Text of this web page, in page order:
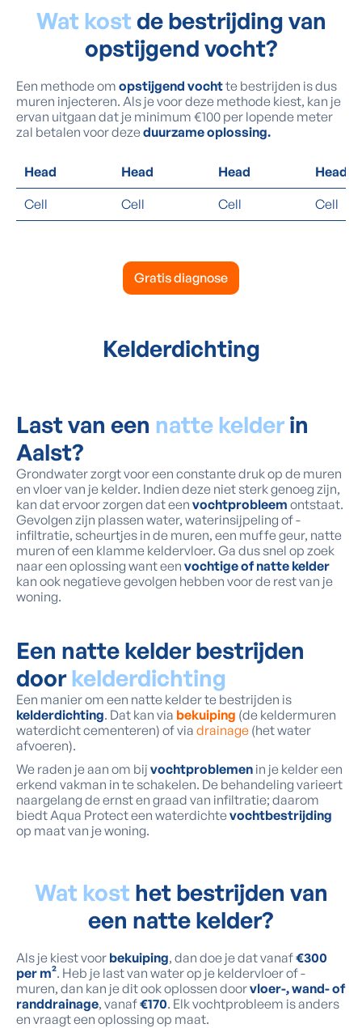
Wat kost de bestrijding van
opstijgend vocht?
Een methode om opstijgend vochtte bestrijden is dus
muren injecteren. Als je voor deze methode kiest, kan je
ervan uitgaan dat je minimum €100 per lopende meter
zal betalen voor dezeduurzame oplossing.
Head Head Head
Head
Cell
Cell Cell Cell
Gratis diagnose
Kelderdichting
Last van een natte kelder in
Aalst?
Grondwater zorgt voor een constante druk op de muren
en vloer van je kelder. Indien deze niet sterk genoeg zijn,
kan dat ervoor zorgen dat een vochtprobleem ontstaat.
Gevolgen zijn plassen water, waterinsijpeling of -
infiltratie, scheurtjes in de muren, een muffe geur, natte
muren of een klamme keldervloer. Ga dus snel op zoek
naar een oplossing want een vochtige of natte kelder
kan ook negatieve gevolgen hebben voor de rest van je
woning.
Een natte kelder bestrijden
doorkelderdichting
Een manier om een natte kelder te bestrijden is
kelderdichting. Dat kan via bekuiping (de keldermuren
waterdicht cementeren) of via drainage (het water
afvoeren).
We raden je aan om bij vochtproblemen in je kelder een
erkend vakman in te schakelen. De behandeling varieert
naargelang de ernst en graad van infiltratie; daarom
biedt Aqua Protect een waterdichtevochtbestrijding
op maat van je woning.
Wat kost het bestrijden van
een natte kelder?
Als je kiest voor bekuiping, dan doe je dat vanaf€300
per m². Heb je last van water op je keldervloer of -
muren, dan kan je dit ook oplossen doorvloer-, wand- of
randdrainage, vanaf€170. Elk vochtprobleem is anders
en vraagt een oplossing op maat.